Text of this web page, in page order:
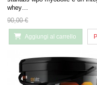
whey…
90,00 €
Aggiungi al carrello